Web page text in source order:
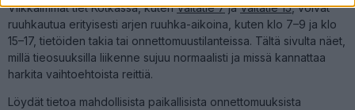
user protection.
Vilkkaimmat tiet Kotkassa, kutenValtatie 7jaValtatie 15, voivat
ruuhkautua erityisesti arjen ruuhka-aikoina, kuten klo 7–9 ja klo
15–17, tietöiden takia tai onnettomuustilanteissa. Tältä sivulta näet,
millä tieosuuksilla liikenne sujuu normaalisti ja missä kannattaa
harkita vaihtoehtoista reittiä.
Löydät tietoa mahdollisista paikallisista onnettomuuksista